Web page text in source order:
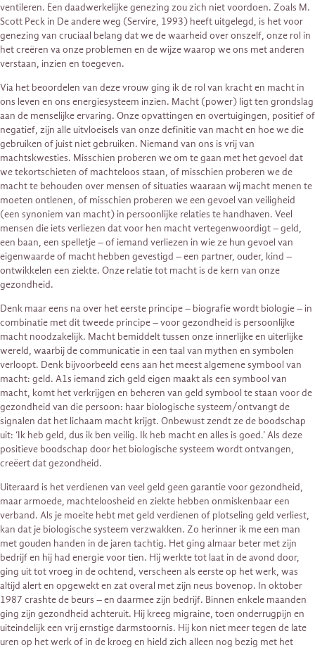
ventileren. Een daadwerkelijke genezing zou zich niet voordoen. Zoals M.
Scott Peck in De andere weg (Servire, 1993) heeft uitgelegd, is het voor
genezing van cruciaal belang dat we de waarheid over onszelf, onze rol in
het creëren va onze problemen en de wijze waarop we ons met anderen
verstaan, inzien en toegeven.
Via het beoordelen van deze vrouw ging ik de rol van kracht en macht in
ons leven en ons energiesysteem inzien. Macht (power) ligt ten grondslag
aan de menselijke ervaring. Onze opvattingen en overtuigingen, positief of
negatief, zijn alle uitvloeisels van onze definitie van macht en hoe we die
gebruiken of juist niet gebruiken. Niemand van ons is vrij van
machtskwesties. Misschien proberen we om te gaan met het gevoel dat
we tekortschieten of machteloos staan, of misschien proberen we de
macht te behouden over mensen of situaties waaraan wij macht menen te
moeten ontlenen, of misschien proberen we een gevoel van veiligheid
(een synoniem van macht) in persoonlijke relaties te handhaven. Veel
mensen die iets verliezen dat voor hen macht vertegenwoordigt – geld,
een baan, een spelletje – of iemand verliezen in wie ze hun gevoel van
eigenwaarde of macht hebben gevestigd – een partner, ouder, kind –
ontwikkelen een ziekte. Onze relatie tot macht is de kern van onze
gezondheid.
Denk maar eens na over het eerste principe – biografie wordt biologie – in
combinatie met dit tweede principe – voor gezondheid is persoonlijke
macht noodzakelijk. Macht bemiddelt tussen onze innerlijke en uiterlijke
wereld, waarbij de communicatie in een taal van mythen en symbolen
verloopt. Denk bijvoorbeeld eens aan het meest algemene symbool van
macht: geld. A1s iemand zich geld eigen maakt als een symbool van
macht, komt het verkrijgen en beheren van geld symbool te staan voor de
gezondheid van die persoon: haar biologische systeem/ontvangt de
signalen dat het lichaam macht krijgt. Onbewust zendt ze de boodschap
uit: ‘Ik heb geld, dus ik ben veilig. Ik heb macht en alles is goed.’ Als deze
positieve boodschap door het biologische systeem wordt ontvangen,
creëert dat gezondheid.
Uiteraard is het verdienen van veel geld geen garantie voor gezondheid,
maar armoede, machteloosheid en ziekte hebben onmiskenbaar een
verband. Als je moeite hebt met geld verdienen of plotseling geld verliest,
kan dat je biologische systeem verzwakken. Zo herinner ik me een man
met gouden handen in de jaren tachtig. Het ging almaar beter met zijn
bedrijf en hij had energie voor tien. Hij werkte tot laat in de avond door,
ging uit tot vroeg in de ochtend, verscheen als eerste op het werk, was
altijd alert en opgewekt en zat overal met zijn neus bovenop. In oktober
1987 crashte de beurs – en daarmee zijn bedrijf. Binnen enkele maanden
ging zijn gezondheid achteruit. Hij kreeg migraine, toen onderrugpijn en
uiteindelijk een vrij ernstige darmstoornis. Hij kon niet meer tegen de late
uren op het werk of in de kroeg en hield zich alleen nog bezig met het